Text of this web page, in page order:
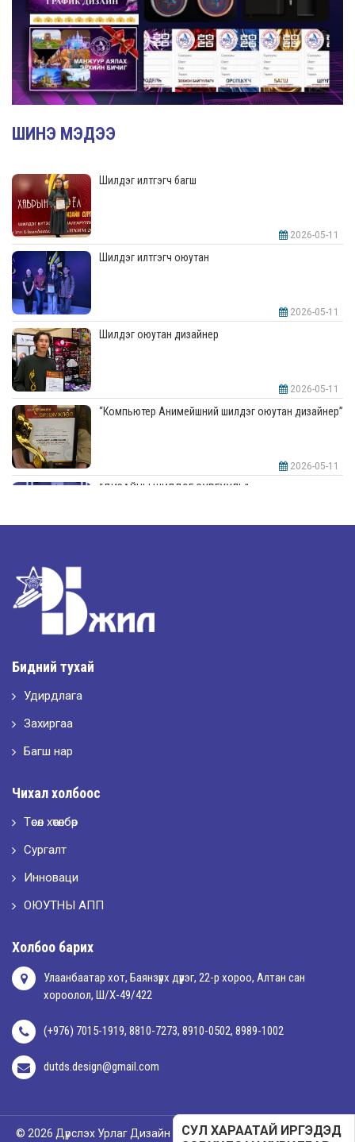
СУЛ ХАРААТАЙ ИРГЭДЭД
ШИНЭ МЭДЭЭ
Шилдэг илтгэгч багш
2026-05-11
Шилдэг илтгэгч оюутан
2026-05-11
Шилдэг оюутан дизайнер
2026-05-11
“Компьютер Анимейшний шилдэг оюутан дизайнер”
2026-05-11
“ДИЗАЙНЫ ШИЛДЭГ СУРГУУЛЬ”-аар шалгарлаа
“ХҮСЛЭН 2026” хувцас загварын улсын уралдаан,
Бидний тухай
Удирдлага
Захиргаа
Багш нар
Чихал холбоос
Төсөл хөтөлбөр
Сургалт
Инноваци
ОЮУТНЫ АПП
Холбоо барих
Улаанбаатар хот, Баянзүрх дүүрэг, 22-р хороо, Алтан сан
хороолол, Ш/Х-49/422
(+976) 7015-1919, 8810-7273, 8910-0502, 8989-1002
dutds.design@gmail.com
© 2026 Дүрслэх Урлаг Дизайн Технологийн Дээд Сургууль. Бүх